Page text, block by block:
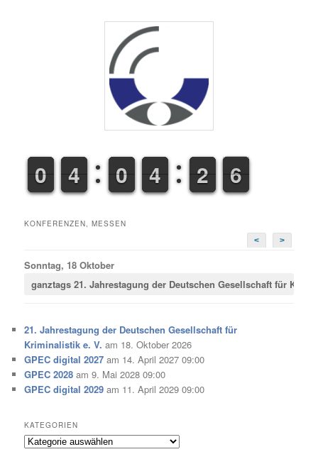
9
9
0
0 3
3
4
4 9
9
0
0 3
3
4
4 1
1
2
2 6
7
7
KONFERENZEN, MESSEN
<
>
Sonntag, 18 Oktober
ganztags21. Jahrestagung der Deutschen Gesellschaft für
21. Jahrestagung der Deutschen Gesellschaft für
Kriminalistik e. V. am 18. Oktober 2026
GPEC digital 2027 am 14. April 2027 09:00
GPEC 2028 am 9. Mai 2028 09:00
GPEC digital 2029 am 11. April 2029 09:00
KATEGORIEN
Kategorien